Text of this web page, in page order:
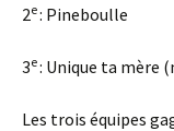
2e: Pineboulle
3e: Unique ta mère
Les trois équipes